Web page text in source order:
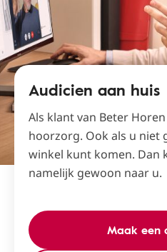
Audicien aan huis
Als klant van Beter
hoorzorg. Ook als u niet
winkel kunt komen. Dan
namelijk gewoon naar u.
Maak een